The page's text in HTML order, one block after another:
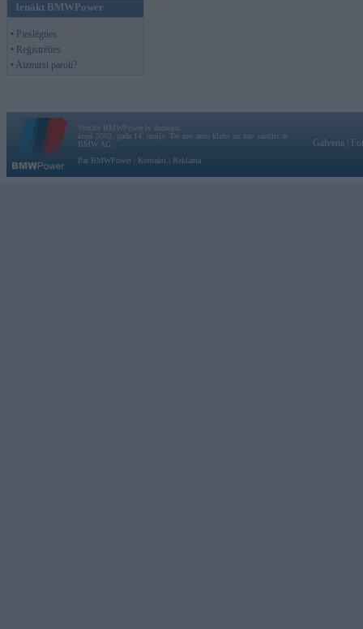
Ienākt BMWPower
• Pieslēgties
• Reģistrēties
• Aizmirsi paroli?
Vortāls BMWPower.lv darbojas
kopš 2002. gada 14. maija. Tas nav auto klubs un nav saistīts ar
BMW AG.
Par BMWPower
Kontakti Reklāma
Galvena